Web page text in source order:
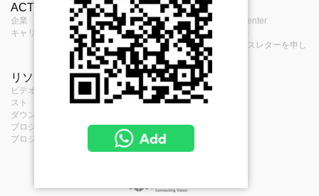
カメラマウント
アプリケーショ
屋外
Gang Box Converter (for B4x, E44,
E45, E46, E44A, E45A, E46A) ,
Boxes
重量 129g (0.284lb)
PMAX-0806 Datasheet (169KB)
PMAX-0806 Datasheet - 日本語
Technical Information
Warranty Policy (693KB)
PMAX-0806 Dimension Diagram
(dwg) (66KB)
Bullet with Integrated Bracket (B4x, I4x) with PMAX-0806
Mounting Video
中止されたものを見る
弾丸の種類 - 固定銃弾型
弾丸の種類 - ズーム弾丸タイプ
3MP Video Analytics Zoom Bullet with D/N, Adaptive
IR, Extreme WDR, SLLS, 10x Zoom lens, f4.7-
47mm/F1.6-3.0 (HOV:58°-5.8°), DC iris, Auto Focus,
Analytics
ACTiについて
企業
キャリア
お問合せ
お問合せ
購入場所
フィードバック
Press Center
イベント
eニュースレターを申し
リソース
ビデオクリップとプレイリ
スト
ダウンロード・センター
プロジェクト・プランナー
プロジェクトの参考文献
項目
サービス項目
個人情報保護方針
ー